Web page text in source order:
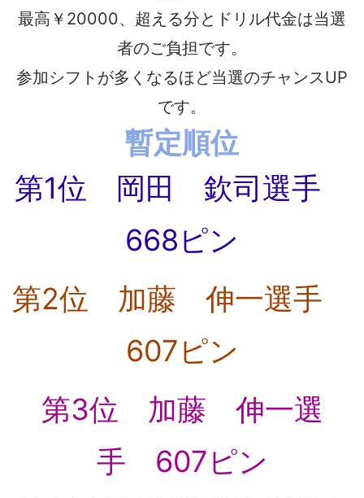
最高￥20000、超える分とドリル代金は当選
者のご負担です。
参加シフトが多くなるほど当選のチャンスUP
です。
暫定順位
第1位 岡田 欽司選手
668ピン
第2位 加藤 伸一選手
607ピン
第3位 加藤 伸一選
手 607ピン